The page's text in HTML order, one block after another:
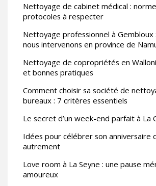
Nettoyage de cabinet médical :
protocoles à respecter
Nettoyage professionnel à Gembloux
nous intervenons en province de
Nettoyage de copropriétés en
et bonnes pratiques
Comment choisir sa société de
bureaux : 7 critères essentiels
Le secret d’un week-end parfait à La
Idées pour célébrer son anniversaire
autrement
Love room à La Seyne : une pause
amoureux